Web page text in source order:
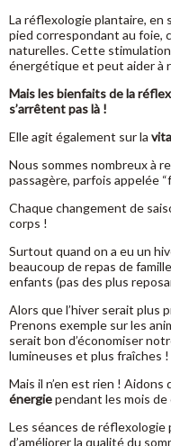
La réflexologie plantaire, en
pied correspondant au foie,
naturelles. Cette
énergétique et peut aider à
Mais les bienfaits de la
s’arrêtent pas là !
Elle agit également sur la
Nous sommes nombreux à
passagère, parfois appelée
Chaque changement de
corps !
Surtout quand on a eu un
beaucoup de repas de
enfants (pas des plus
Alors que l’hiver serait plus
Prenons exemple sur les
serait bon d’économiser
lumineuses et plus fraîches !
Mais il n’en est rien ! Aidons
énergiependant les mois
Les séances de réflexologie
d’améliorer la qualité du